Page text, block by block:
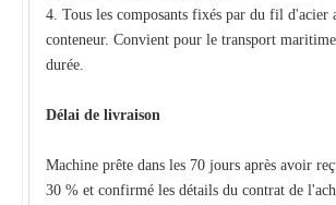
4. Tous les composants fixés par du fil d'acier
conteneur. Convient pour le transport
durée.
Délai de livraison
Machine prête dans les 70 jours après avoir
30 % et confirmé les détails du contrat de